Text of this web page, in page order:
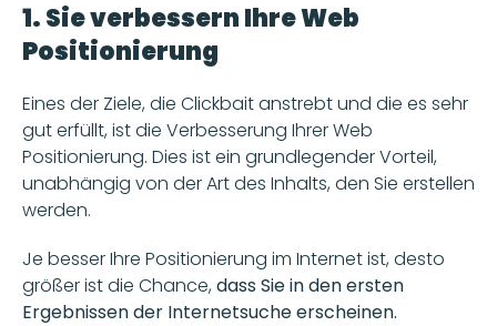
1. Sie verbessern Ihre Web
Positionierung
Eines der Ziele, die Clickbait anstrebt und die es sehr
gut erfüllt, ist die Verbesserung Ihrer Web
Positionierung. Dies ist ein grundlegender Vorteil,
unabhängig von der Art des Inhalts, den Sie erstellen
werden.
Je besser Ihre Positionierung im Internet ist, desto
größer ist die Chance, dass Sie in den ersten
Ergebnissen der Internetsuche erscheinen.